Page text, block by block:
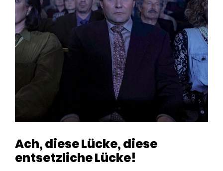
Ach, diese Lücke, diese
entsetzliche Lücke!